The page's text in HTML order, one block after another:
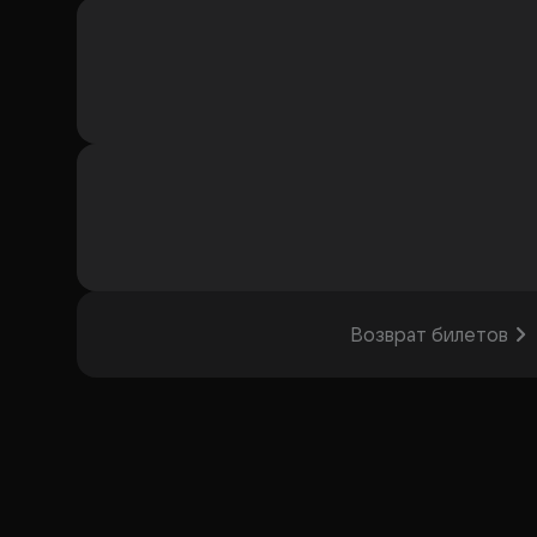
Возврат билетов